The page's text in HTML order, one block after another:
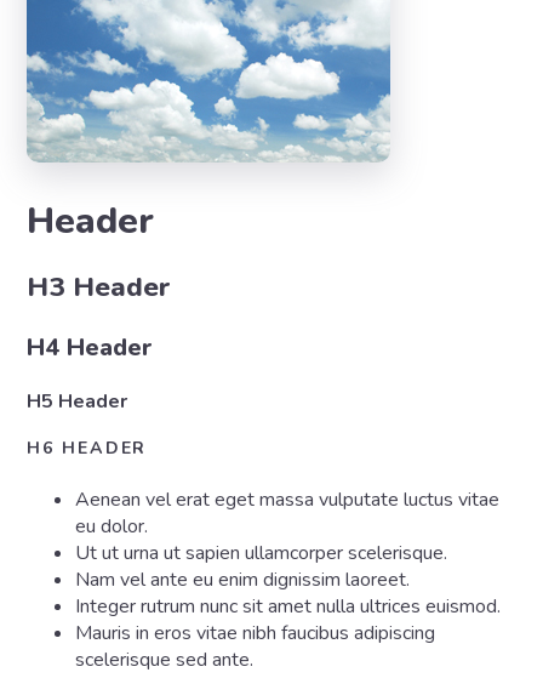
Header
H3 Header
H4 Header
H5 Header
H6 HEADER
Aenean vel erat eget massa vulputate luctus vitae
eu dolor.
Ut ut urna ut sapien ullamcorper scelerisque.
Nam vel ante eu enim dignissim laoreet.
Integer rutrum nunc sit amet nulla ultrices euismod.
Mauris in eros vitae nibh faucibus adipiscing
scelerisque sed ante.